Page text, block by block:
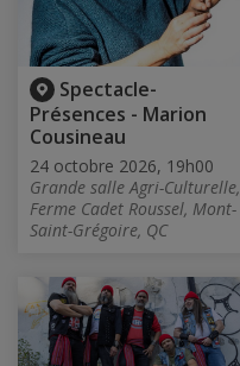
Spectacle-
Présences - Marion
Cousineau
24 octobre 2026, 19h00
Grande salle Agri-Culturelle,
Ferme Cadet Roussel, Mont-
Saint-Grégoire, QC